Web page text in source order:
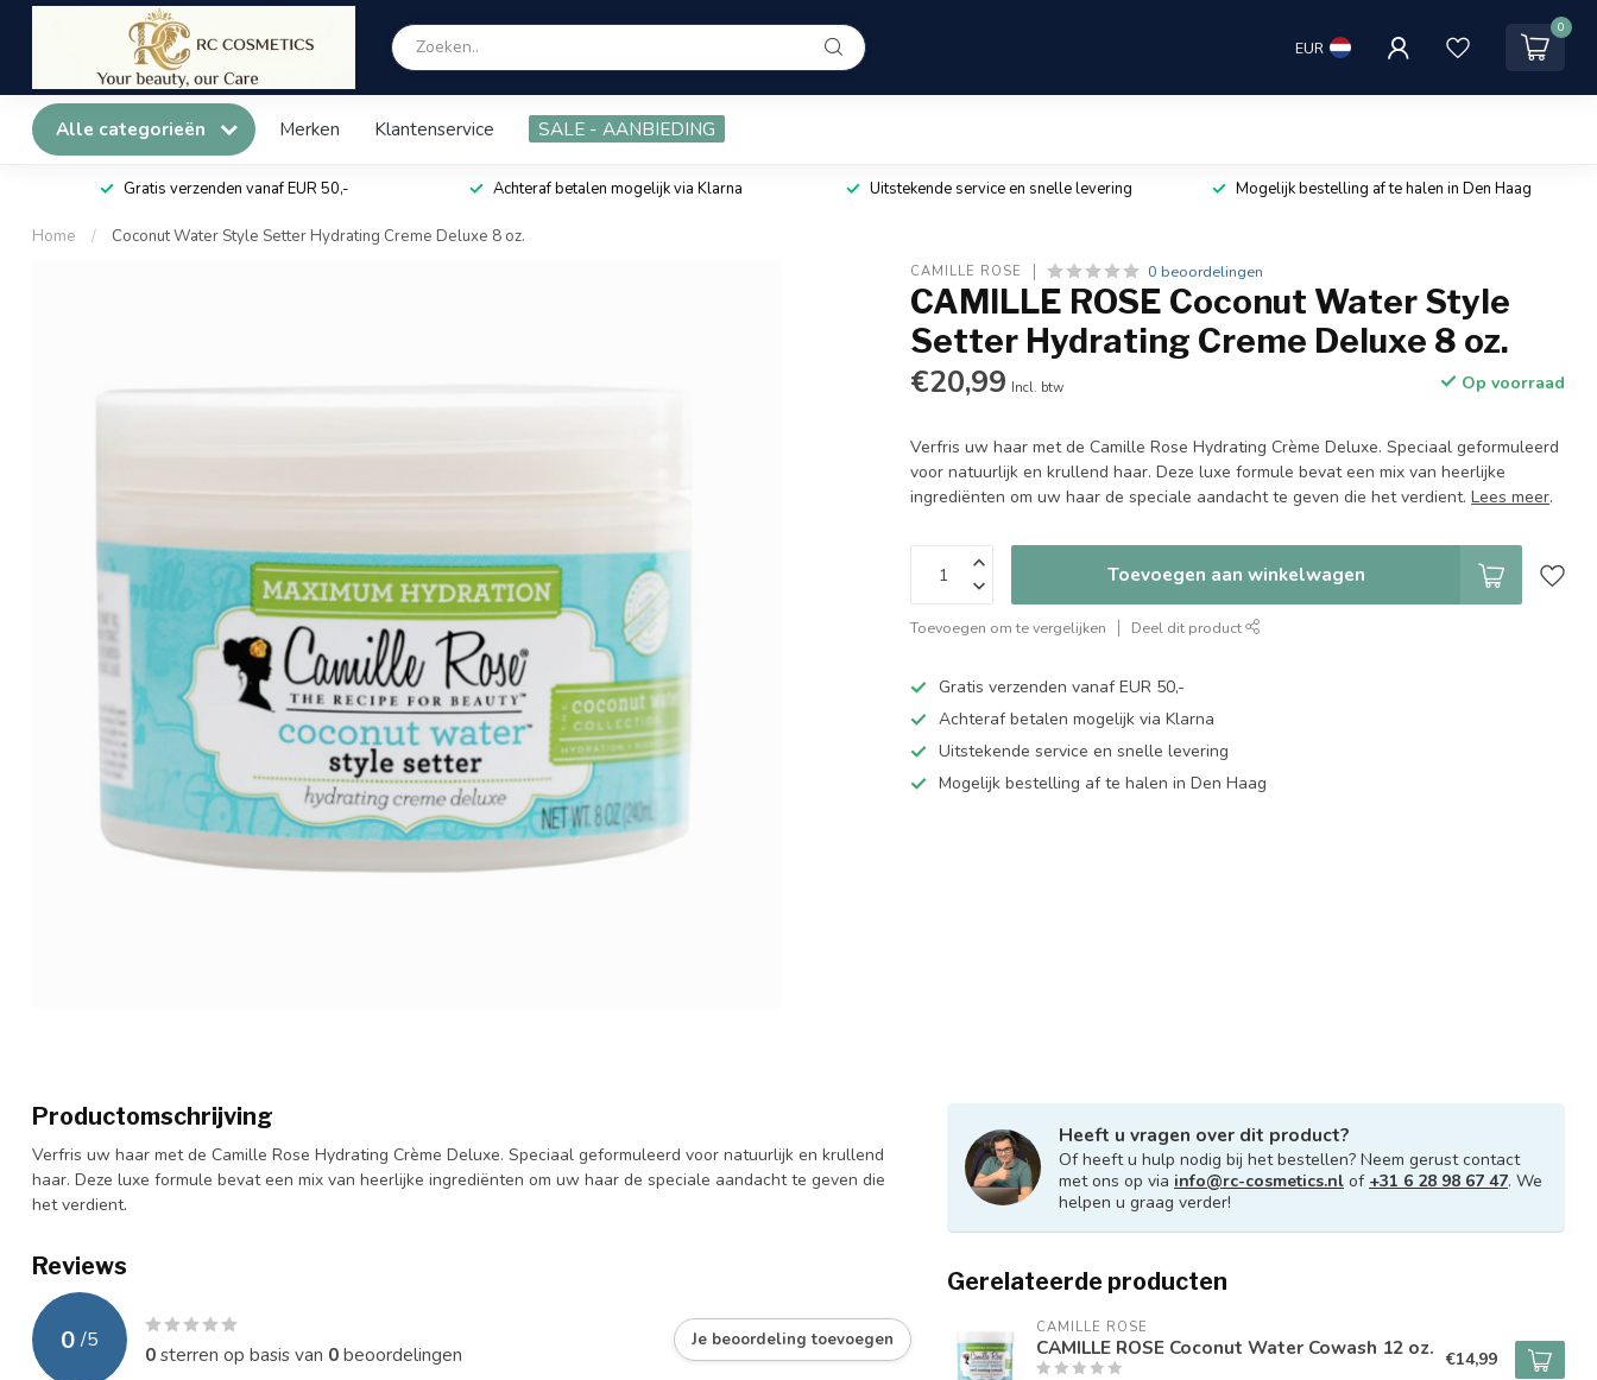
EUR
0
Alle categorieën Merken Klantenservice SALE - AANBIEDING
Gratis verzenden vanaf EUR 50,- Achteraf betalen mogelijk via Klarna Uitstekende service en snelle levering Mogelijk bestelling af te halen in Den Haag
Home / Coconut Water Style Setter Hydrating Creme Deluxe 8 oz.
CAMILLE ROSE 0 beoordelingen
CAMILLE ROSE Coconut Water Style
Setter Hydrating Creme Deluxe 8 oz.
€20,99 Incl. btw Op voorraad
Verfris uw haar met de Camille Rose Hydrating Crème Deluxe. Speciaal geformuleerd
voor natuurlijk en krullend haar. Deze luxe formule bevat een mix van heerlijke
ingrediënten om uw haar de speciale aandacht te geven die het verdient.Lees meer.
Toevoegen aan winkelwagen
Toevoegen om te vergelijken Deel dit product
Gratis verzenden vanaf EUR 50,-
Achteraf betalen mogelijk via Klarna
Uitstekende service en snelle levering
Mogelijk bestelling af te halen in Den Haag
Productomschrijving
Verfris uw haar met de Camille Rose Hydrating Crème Deluxe. Speciaal geformuleerd voor natuurlijk en krullend
haar. Deze luxe formule bevat een mix van heerlijke ingrediënten om uw haar de speciale aandacht te geven die
het verdient.
Reviews
0 /5
0sterren op basis van 0beoordelingen
Je beoordeling toevoegen
Heeft u vragen over dit product?
Of heeft u hulp nodig bij het bestellen? Neem gerust contact
met ons op via info@rc-cosmetics.nl of +31 6 28 98 67 47. We
helpen u graag verder!
Gerelateerde producten
CAMILLE ROSE
CAMILLE ROSE Coconut Water Cowash 12 oz. €14,99